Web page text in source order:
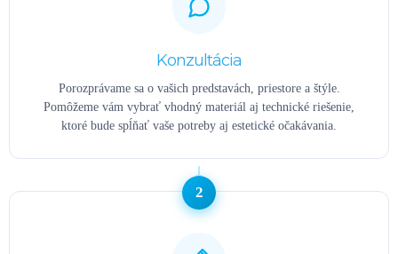
Konzultácia
Porozprávame sa o vašich predstavách, priestore a štýle.
Pomôžeme vám vybrať vhodný materiál aj technické riešenie,
ktoré bude spĺňať vaše potreby aj estetické očakávania.
2